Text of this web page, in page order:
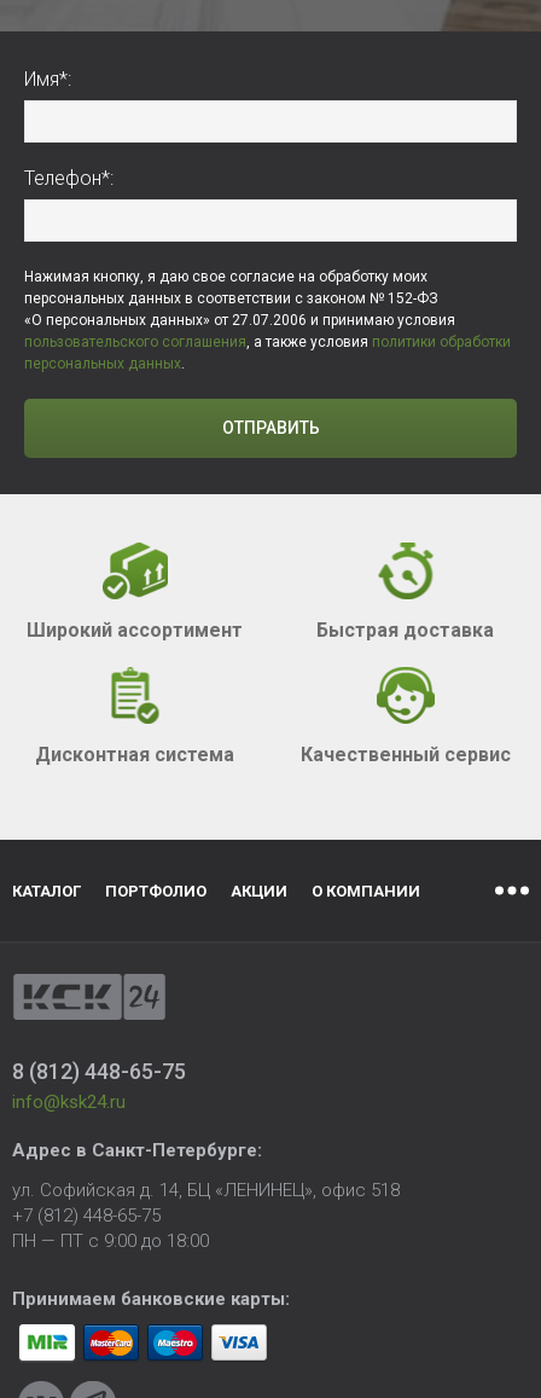
Имя*:
Телефон*:
Нажимая кнопку, я даю свое согласие на обработку моих
персональных данных в соответствии с законом № 152-ФЗ
«О персональных данных» от 27.07.2006 и принимаю условия
пользовательского соглашения , а также условия политики обработки
персональных данных
ОТПРАВИТЬ
Широкий ассортимент Быстрая доставка
Дисконтная система Качественный сервис
КАТАЛОГ ПОРТФОЛИО АКЦИИ О КОМПАНИИ
8 (812) 448-65-75
info@ksk24.ru
Адрес в Санкт-Петербурге:
ул. Софийская д. 14, БЦ «ЛЕНИНЕЦ», офис 518
+7 (812) 448-65-75
ПН — ПТ с 9:00 до 18:00
Принимаем банковские карты: